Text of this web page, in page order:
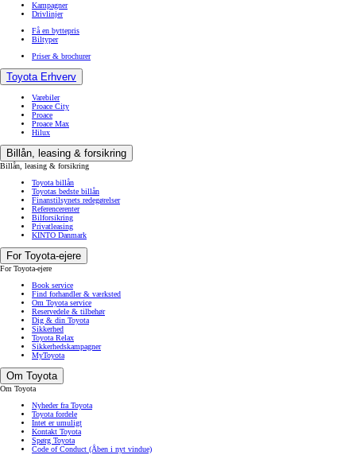
Kampagner
Drivlinjer
Få en byttepris
Biltyper
Priser & brochurer
Toyota Erhverv
Varebiler
Proace City
Proace
Proace Max
Hilux
Billån, leasing & forsikring
Billån, leasing & forsikring
Toyota billån
Toyotas bedste billån
Finanstilsynets redegørelser
Referencerenter
Bilforsikring
Privatleasing
KINTO Danmark
For Toyota-ejere
For Toyota-ejere
Book service
Find forhandler & værksted
Om Toyota service
Reservedele & tilbehør
Dig & din Toyota
Sikkerhed
Toyota Relax
Sikkerhedskampagner
MyToyota
Om Toyota
Om Toyota
Nyheder fra Toyota
Toyota fordele
Intet er umuligt
Kontakt Toyota
Spørg Toyota
Code of Conduct (Åben i nyt vindue)